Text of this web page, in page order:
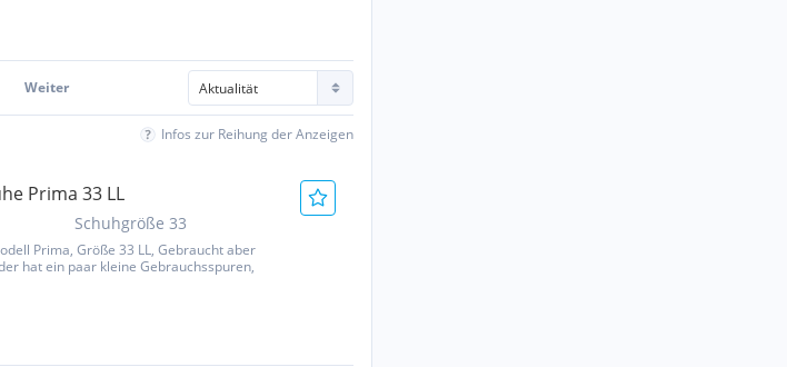
Weiter
Infos zur Reihung der Anzeigen
Prima 33 LL
Schuhgröße 33
Prima, Größe 33 LL, Gebraucht aber
hat ein paar kleine Gebrauchsspuren,